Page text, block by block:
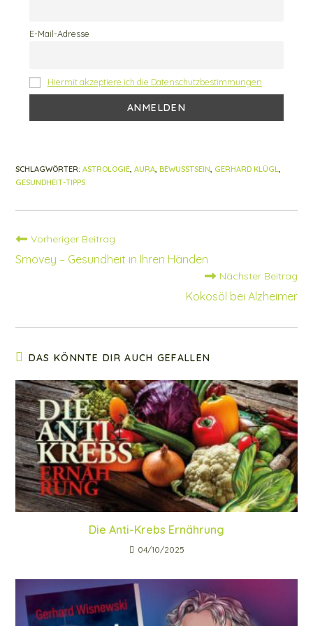
m
E-Mail-Adresse
Hiermit akzeptiere ich die Datenschutzbestimmungen
SCHLAGWÖRTER:ASTROLOGIE AURA BEWUSSTSEIN GERHARD KLÜGL
GESUNDHEIT-TIPPS
Weitere
Artikel
Vorheriger Beitrag
Smovey – Gesundheit in Ihren Händen
Nächster Beitrag
Kokosöl bei Alzheimer
DAS KÖNNTE DIR AUCH GEFALLEN
Die Anti-Krebs Ernährung
04/10/2025